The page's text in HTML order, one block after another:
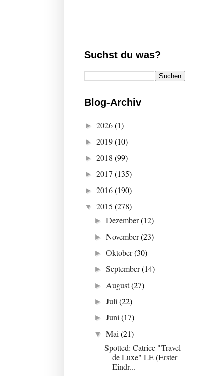
Suchst du was?
Blog-Archiv
► 2026(1)
► 2019(10)
► 2018 (99)
► 2017 (135)
► 2016(190)
▼ 2015 (278)
►Dezember(12)
►November(23)
►Oktober(30)
►September(14)
► August(27)
►Juli(22)
►Juni(17)
▼Mai(21)
Spotted: Catrice "Travel
de Luxe" LE (Erster
Eindr...